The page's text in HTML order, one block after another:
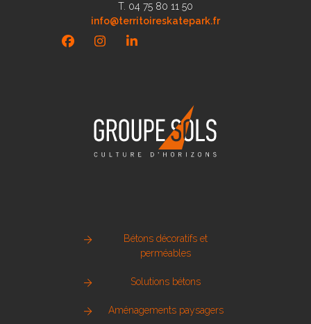
T. 04 75 80 11 50
info@territoireskatepark.fr
FacebookInstagramLinkedIn
Bétons décoratifs et
perméables
Solutions bétons
Aménagements paysagers